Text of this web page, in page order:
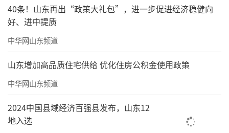
信息的互联互通
使医防结合的效率大大提升
当医疗的孤岛效应被打破
健康服务才真正实现了“村村通”
40条！山东再出“政策大礼包”，进一步促进经济稳健向
好、进中提质
中华网山东频道
山东增加高品质住宅供给 优化住房公积金使用政策
中华网山东频道
2024中国县域经济百强县发布，山东12
地入选